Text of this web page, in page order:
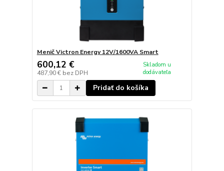
Menič Victron Energy 12V/1600VA Smart
600,12 €
487,90 € bez DPH
Skladom u
dodávateľa
Pridať do košíka